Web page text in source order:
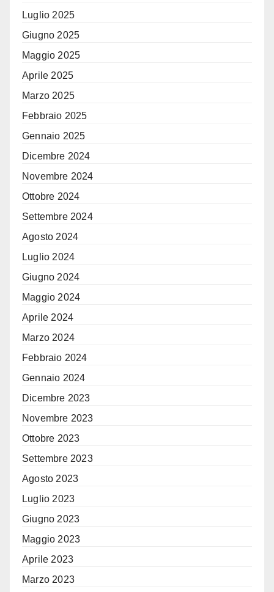
Luglio 2025
Giugno 2025
Maggio 2025
Aprile 2025
Marzo 2025
Febbraio 2025
Gennaio 2025
Dicembre 2024
Novembre 2024
Ottobre 2024
Settembre 2024
Agosto 2024
Luglio 2024
Giugno 2024
Maggio 2024
Aprile 2024
Marzo 2024
Febbraio 2024
Gennaio 2024
Dicembre 2023
Novembre 2023
Ottobre 2023
Settembre 2023
Agosto 2023
Luglio 2023
Giugno 2023
Maggio 2023
Aprile 2023
Marzo 2023